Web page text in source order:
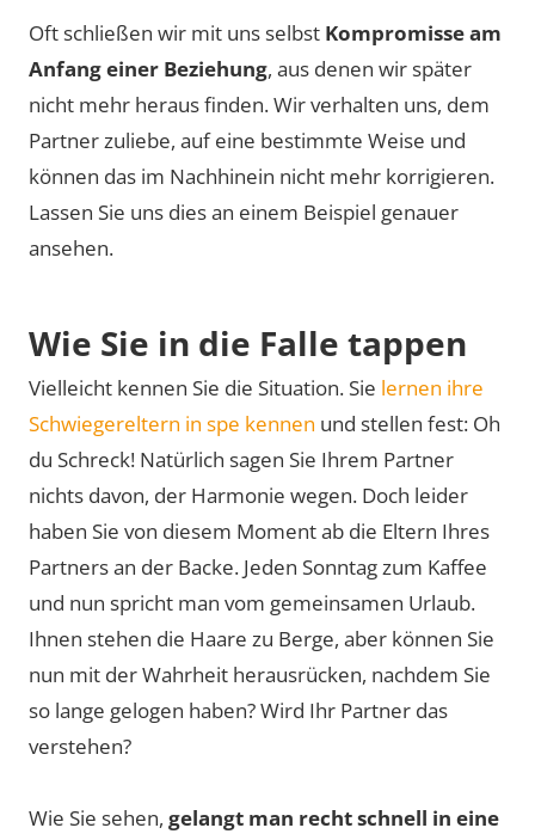
Oft schließen wir mit uns selbst Kompromisse am
Anfang einer Beziehung, aus denen wir später
nicht mehr heraus finden. Wir verhalten uns, dem
Partner zuliebe, auf eine bestimmte Weise und
können das im Nachhinein nicht mehr korrigieren.
Lassen Sie uns dies an einem Beispiel genauer
ansehen.
Wie Sie in die Falle tappen
Vielleicht kennen Sie die Situation. Sie lernen ihre
Schwiegereltern in spe kennen und stellen fest: Oh
du Schreck! Natürlich sagen Sie Ihrem Partner
nichts davon, der Harmonie wegen. Doch leider
haben Sie von diesem Moment ab die Eltern Ihres
Partners an der Backe. Jeden Sonntag zum Kaffee
und nun spricht man vom gemeinsamen Urlaub.
Ihnen stehen die Haare zu Berge, aber können Sie
nun mit der Wahrheit herausrücken, nachdem Sie
so lange gelogen haben? Wird Ihr Partner das
verstehen?
Wie Sie sehen, gelangt man recht schnell in eine